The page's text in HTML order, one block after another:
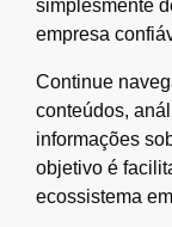
simplesmente
empresa
Continue
conteúdos,
informações
objetivo é
ecossistema